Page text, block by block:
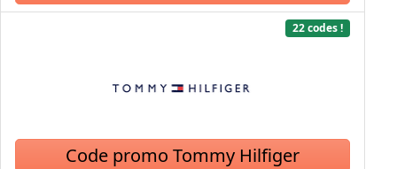
22 codes !
Code promo Tommy Hilfiger